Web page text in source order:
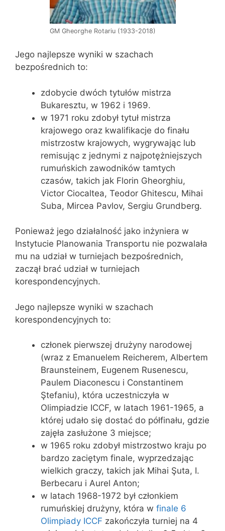
GM Gheorghe Rotariu (1933-2018)
Jego najlepsze wyniki w szachach
bezpośrednich to:
zdobycie dwóch tytułów mistrza
Bukaresztu, w 1962 i 1969.
w 1971 roku zdobył tytuł mistrza
krajowego oraz kwalifikacje do finału
mistrzostw krajowych, wygrywając lub
remisując z jednymi z najpotężniejszych
rumuńskich zawodników tamtych
czasów, takich jak Florin Gheorghiu,
Victor Ciocaltea, Teodor Ghitescu, Mihai
Suba, Mircea Pavlov, Sergiu Grundberg.
Ponieważ jego działalność jako inżyniera w
Instytucie Planowania Transportu nie pozwalała
mu na udział w turniejach bezpośrednich,
zaczął brać udział w turniejach
korespondencyjnych.
Jego najlepsze wyniki w szachach
korespondencyjnych to:
członek pierwszej drużyny narodowej
(wraz z Emanuelem Reicherem, Albertem
Braunsteinem, Eugenem Rusenescu,
Paulem Diaconescu i Constantinem
Ştefaniu), która uczestniczyła w
Olimpiadzie ICCF, w latach 1961-1965, a
której udało się dostać do półfinału, gdzie
zajęła zasłużone 3 miejsce;
w 1965 roku zdobył mistrzostwo kraju po
bardzo zaciętym finale, wyprzedzając
wielkich graczy, takich jak Mihai Şuta, I.
Berbecaru i Aurel Anton;
w latach 1968-1972 był członkiem
rumuńskiej drużyny, która w finale 6
Olimpiady ICCF zakończyła turniej na 4